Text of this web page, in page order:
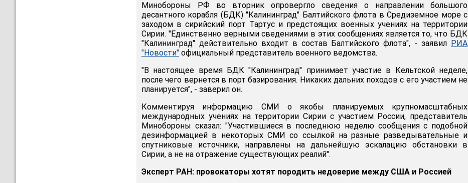
Минобороны РФ во вторник опровергло сведения о направлении большого
десантного корабля (БДК) "Калининград" Балтийского флота в Средиземное море с
заходом в сирийский порт Тартус и предстоящих военных учениях на территории
Сирии. "Единственно верными сведениями в этих сообщениях является то, что БДК
"Калининград" действительно входит в состав Балтийского флота", - заявил РИА
"Новости" официальный представитель военного ведомства.
"В настоящее время БДК "Калининград" принимает участие в Кельтской неделе,
после чего вернется в порт базирования. Никаких дальних походов с его участием не
планируется", - заверил он.
Комментируя информацию СМИ о якобы планируемых крупномасштабных
международных учениях на территории Сирии с участием России, представитель
Минобороны сказал: "Участившиеся в последнюю неделю сообщения с подобной
дезинформацией в некоторых СМИ со ссылкой на разные разведывательные и
спутниковые источники, направлены на дальнейшую эскалацию обстановки в
Сирии, а не на отражение существующих реалий".
Эксперт РАН: провокаторы хотят породить недоверие между США и Россией